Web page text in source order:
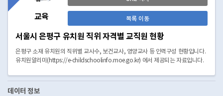
교육 목록 이동
서울시 은평구 유치원 직위 자격별 교직원 현황
은평구 소재 유치원의 직위별 교사수, 보건교사, 영양교사 등 인력구성 현황입니다.
유치원알리미(https://e-childschoolinfo.moe.go.kr) 에서 제공되는 자료입니다.
데이터 정보